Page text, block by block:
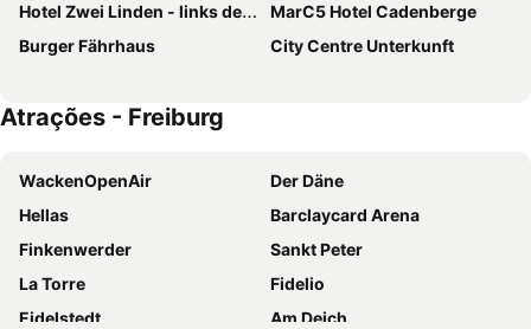
Hotel Zwei Linden - links der Elbe - Niedersachsen
MarC5 Hotel Cadenberge
Burger Fährhaus
City Centre Unterkunft
Atrações - Freiburg
WackenOpenAir
Der Däne
Hellas
Barclaycard Arena
Finkenwerder
Sankt Peter
La Torre
Fidelio
Eidelstedt
Am Deich